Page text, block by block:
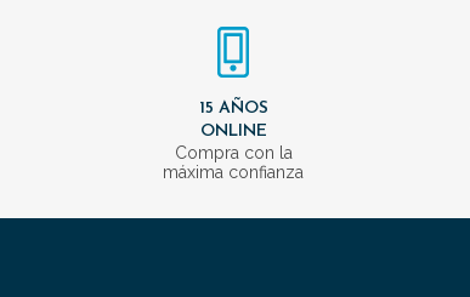
15 AÑOS
ONLINE
Compra con la
máxima confianza